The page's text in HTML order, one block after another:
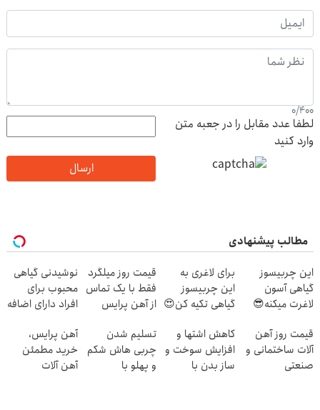
0/400
لطفا عدد مقابل را در جعبه متن
وارد کنید
ارسال
مطالب پیشنهادی
این چربیسوز
گیاهی آسون
لاغرت میکنه😎
تخفیف تا امشب
🔥
برای لاغری به
این چربیسوز
گیاهی تکیه کن😍
قیمت روز میلگرد
فقط با یک تماس
از آهن پرایس
نوشیدنی گیاهی
محبوب برای
افراد دارای اضافه
قیمت روز آهن
آلات ساختمانی و
صنعتی
کاهش اشتها و
افزایش سوخت و
ساز بدن با
تسلیم شدن
چربی هاش شکم
و پهلو با
آهن پرایس،
خرید مطمئن
آهن آلات